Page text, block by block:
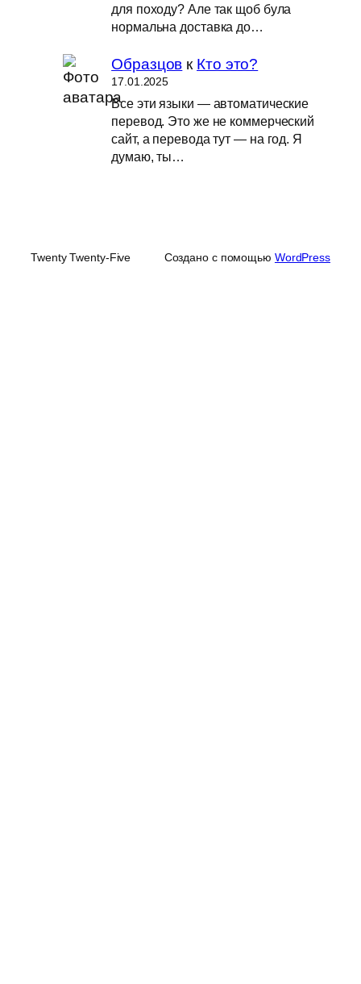
для походу? Але так щоб була
нормальна доставка до…
Образцов к Кто это?
17.01.2025
Все эти языки — автоматические
перевод. Это же не коммерческий
сайт, а перевода тут — на год. Я
думаю, ты…
Twenty Twenty-Five Создано с помощью WordPress